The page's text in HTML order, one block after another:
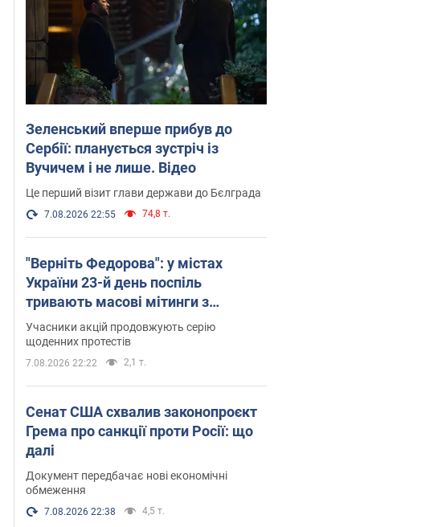
Зеленський вперше прибув до
Сербії: планується зустріч із
Вучичем і не лише. Відео
Це перший візит глави держави до Бєлграда
7.08.2026 22:55 74,8 т.
"Верніть Федорова": у містах
України 23-й день поспіль
тривають масові мітинги з
картонками. Фото і відео
Учасники акцій продовжують серію
щоденних протестів
7.08.2026 22:22 2,1 т.
Сенат США схвалив законопроєкт
Грема про санкції проти Росії: що
далі
Документ передбачає нові економічні
обмеження
7.08.2026 22:38 4,5 т.